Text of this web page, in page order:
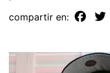
compartir en: